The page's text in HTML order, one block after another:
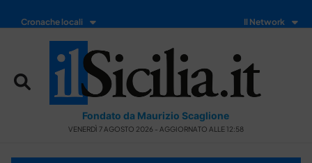
Cronache locali Il Network
Fondato da Maurizio Scaglione
VENERDÌ 7 AGOSTO 2026 - AGGIORNATO ALLE 12:58